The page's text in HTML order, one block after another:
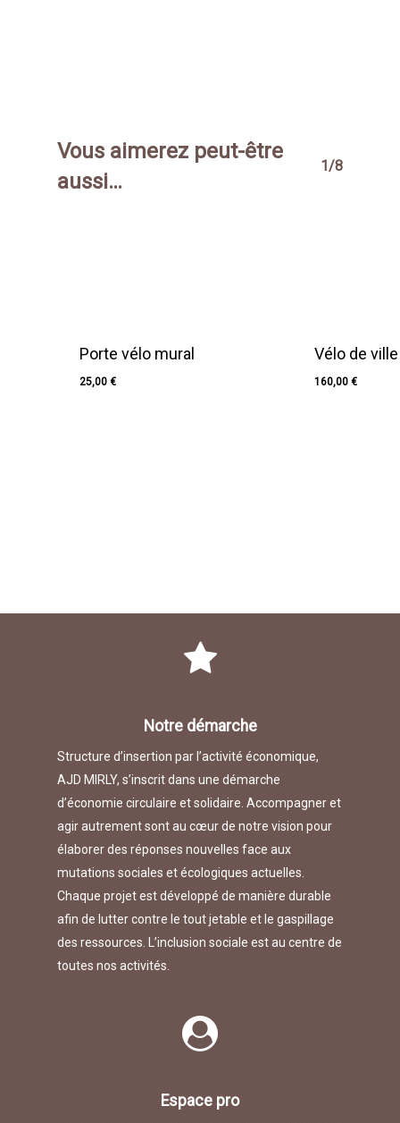
Vous aimerez peut-être
aussi…
1/8
Porte vélo mural
25,00 €
Vélo de
160,00 €
Notre démarche
Structure d’insertion par l’activité économique,
AJD MIRLY, s’inscrit dans une démarche
d’économie circulaire et solidaire. Accompagner et
agir autrement sont au cœur de notre vision pour
élaborer des réponses nouvelles face aux
mutations sociales et écologiques actuelles.
Chaque projet est développé de manière durable
afin de lutter contre le tout jetable et le gaspillage
des ressources. L’inclusion sociale est au centre de
toutes nos activités.
Espace pro